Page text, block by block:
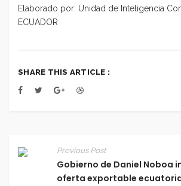
Elaborado por: Unidad de Inteligencia
ECUADOR
SHARE THIS ARTICLE :
Previous Post
Gobierno de Daniel Noboa
oferta exportable